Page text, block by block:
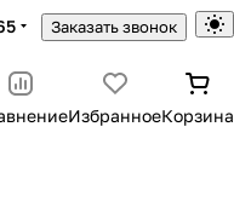
Заказать звонок
ИзбранноеКорзина